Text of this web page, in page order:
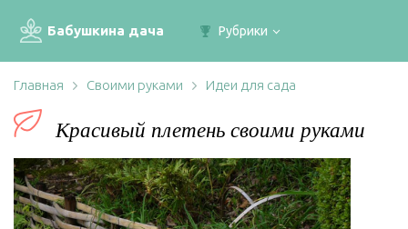
Бабушкина дача Рубрики
Главная Своими руками Идеи для сада
Красивый плетень своими руками